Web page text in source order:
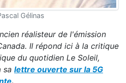
Gélinas
réalisteur de l'émission
Il répond ici à la critique
du quotidien Le Soleil,
sa lettre ouverte sur la 5G
.